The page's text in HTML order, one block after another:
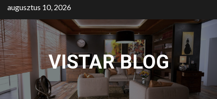
augusztus 10, 2026
VISTAR BLOG